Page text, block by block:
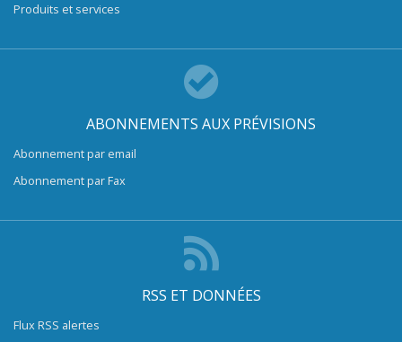
Produits et services
ABONNEMENTS AUX PRÉVISIONS
Abonnement par email
Abonnement par Fax
RSS ET DONNÉES
Flux RSS alertes